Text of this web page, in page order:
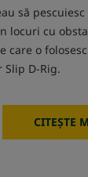
să
locuri cu
care o
D-Rig.
CITEŞTE